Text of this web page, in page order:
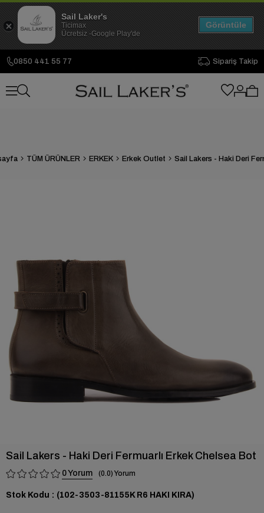
0850 441 55 77 Sipariş Takip
TÜM ÜRÜNLER ERKEK Erkek Outlet
Sail Lakers - Haki Deri Fermuarlı Erkek Chelsea Bot
0 0.0
Stok Kodu (102-3503-81155K R6 HAKI KIRA)
Sail Laker's
Ticimax
Ücretsiz -Google Play'de
Görüntüle